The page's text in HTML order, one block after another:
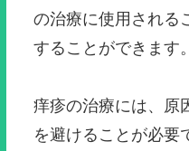
の治療に使用される
することができます
痒疹の治療には、原
を避けることが必要